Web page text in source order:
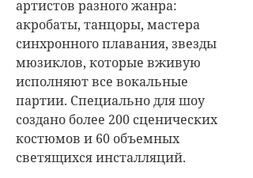
артистов разного жанра:
акробаты, танцоры, мастера
синхронного плавания, звезды
мюзиклов, которые вживую
исполняют все вокальные
партии. Специально для шоу
создано более 200 сценических
костюмов и 60 объемных
светящихся инсталляций.